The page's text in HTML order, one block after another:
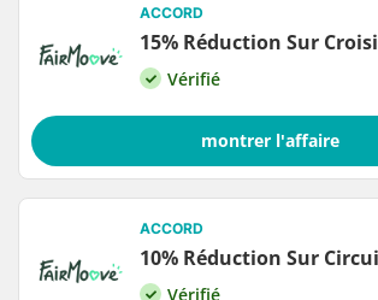
ACCORD
15% Réduction Sur
Vérifié
montrer l'affaire
ACCORD
10% Réduction Sur
Vérifié